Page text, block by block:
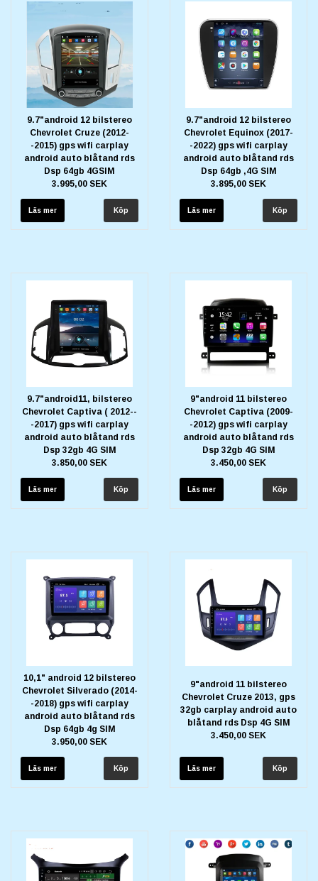
9.7"android 12 bilstereo
Chevrolet Cruze (2012-
-2015) gps wifi carplay
android auto blåtand rds
Dsp 64gb 4GSIM
3.995,00 SEK
Läs mer
9.7"android 12 bilstereo
Chevrolet Equinox (2017-
-2022) gps wifi carplay
android auto blåtand rds
Dsp 64gb ,4G SIM
3.895,00 SEK
Läs mer
9.7"android11, bilstereo
Chevrolet Captiva ( 2012--
-2017) gps wifi carplay
android auto blåtand rds
Dsp 32gb 4G SIM
3.850,00 SEK
Läs mer
9"android 11 bilstereo
Chevrolet Captiva (2009-
-2012) gps wifi carplay
android auto blåtand rds
Dsp 32gb 4G SIM
3.450,00 SEK
Läs mer
10,1" android 12 bilstereo
Chevrolet Silverado (2014-
-2018) gps wifi carplay
android auto blåtand rds
Dsp 64gb 4g SIM
3.950,00 SEK
Läs mer
9"android 11 bilstereo
Chevrolet Cruze 2013, gps
32gb carplay android auto
blåtand rds Dsp 4G SIM
3.450,00 SEK
Läs mer